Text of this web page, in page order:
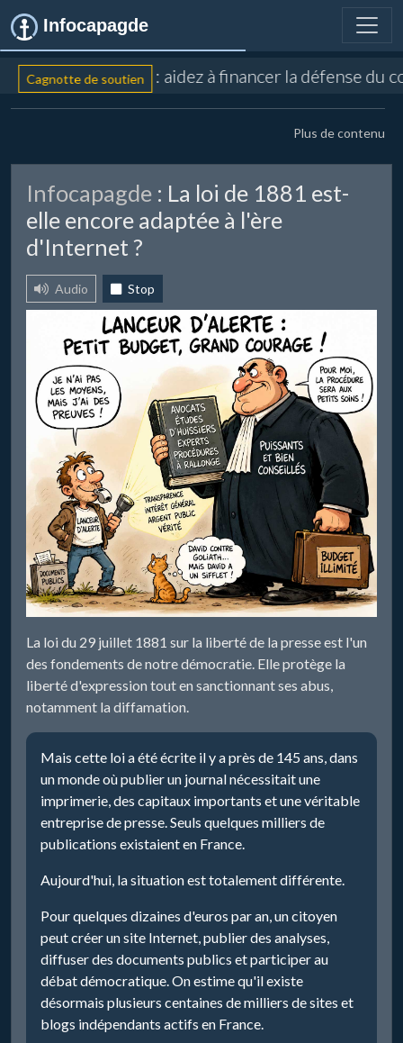
Infocapagde
Cagnotte de soutien : aidez à financer la défense du
Plus de contenu
Infocapagde : La loi de 1881 est-
elle encore adaptée à l'ère
d'Internet ?
Audio Stop
La loi du 29 juillet 1881 sur la liberté de la presse est l'un
des fondements de notre démocratie. Elle protège la
liberté d'expression tout en sanctionnant ses abus,
notamment la diffamation.
Mais cette loi a été écrite il y a près de 145 ans, dans
un monde où publier un journal nécessitait une
imprimerie, des capitaux importants et une véritable
entreprise de presse. Seuls quelques milliers de
publications existaient en France.
Aujourd'hui, la situation est totalement différente.
Pour quelques dizaines d'euros par an, un citoyen
peut créer un site Internet, publier des analyses,
diffuser des documents publics et participer au
débat démocratique. On estime qu'il existe
désormais plusieurs centaines de milliers de sites et
blogs indépendants actifs en France.